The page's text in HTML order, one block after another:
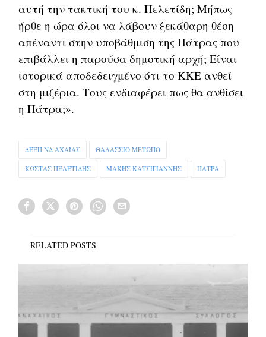
αυτή την τακτική του κ. Πελετίδη; Μήπως
ήρθε η ώρα όλοι να λάβουν ξεκάθαρη θέση
απέναντι στην υποβάθμιση της Πάτρας που
επιβάλλει η παρούσα δημοτική αρχή; Είναι
ιστορικά αποδεδειγμένο ότι το ΚΚΕ ανθεί
στη μιζέρια. Τους ενδιαφέρει πως θα ανθίσει
η Πάτρα;».
ΔΕΕΠ ΝΔ ΑΧΑΪΑΣ ΘΑΛΑΣΣΙΟ ΜΕΤΩΠΟ
ΚΩΣΤΑΣ ΠΕΛΕΤΙΔΗΣ ΜΑΚΗΣ ΚΑΤΣΙΓΙΑΝΝΗΣ ΠΑΤΡΑ
RELATED POSTS